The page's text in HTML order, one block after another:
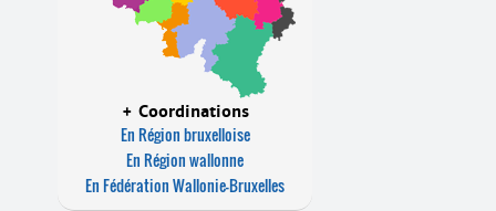
+ Coordinations
En Région bruxelloise
En Région wallonne
En Fédération Wallonie-Bruxelles